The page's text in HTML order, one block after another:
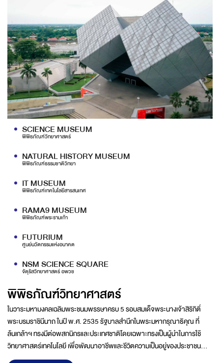
พิพิธภัณฑ์วิทยาศาสตร์
ในวาระมหามงคลเฉลิมพระชนมพรรษาครบ 5 รอบสมเด็จพระนางเจ้าสิริกิติ์
พระบรมราชินีนาถ ในปี พ.ศ. 2535 รัฐบาลสำนึกในพระมหากรุณาธิคุณ ที่
ล้นเกล้าฯ ทรงมีต่อพสกนิกรและประเทศชาติโดยเฉพาะทรงเป็นผู้นำในการใช้
วิทยาศาสตร์เทคโนโลยี เพื่อพัฒนาอาชีพและชีวิตความเป็นอยู่ของประชาชน
ฟื้นฟูทรัพยากรธรรมชาติ และสิ่งแวดล้อมตลอดจนการอนุรักษ์ศิลปวัฒนธรรม
SCIENCE MUSEUM
พิพิธภัณฑ์วิทยาศาสตร์
NATURAL HISTORY MUSEUM
พิพิธภัณฑ์ธรรมชาติวิทยา
IT MUSEUM
พิพิธภัณฑ์เทคโนโลยีสารสนเทศ
RAMA9 MUSEUM
พิพิธภัณฑ์พระรามเก้า
FUTURIUM
ศูนย์นวัตกรรมแห่งอนาคต
NSM SCIENCE SQUARE
จัตุรัสวิทยาศาสตร์ อพวช